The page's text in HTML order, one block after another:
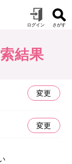
結果
変更
変更